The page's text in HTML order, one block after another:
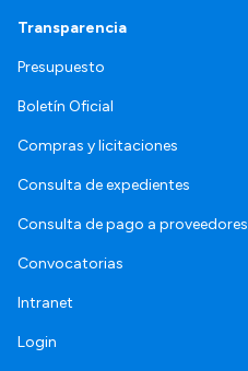
Transparencia
Presupuesto
Boletín Oficial
Compras y licitaciones
Consulta de expedientes
Consulta de pago a proveedores
Convocatorias
Intranet
Login